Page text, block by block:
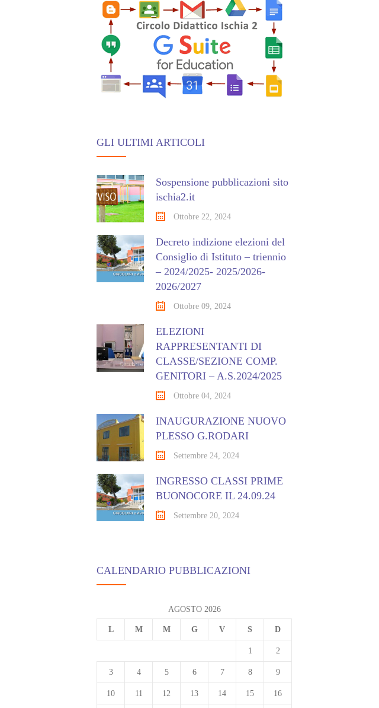
GLI ULTIMI ARTICOLI
Sospensione pubblicazioni sito
ischia2.it
Ottobre 22, 2024
Decreto indizione elezioni del
Consiglio di Istituto – triennio
– 2024/2025- 2025/2026-
2026/2027
Ottobre 09, 2024
ELEZIONI
RAPPRESENTANTI DI
CLASSE/SEZIONE COMP.
GENITORI – A.S.2024/2025
Ottobre 04, 2024
INAUGURAZIONE NUOVO
PLESSO G.RODARI
Settembre 24, 2024
INGRESSO CLASSI PRIME
BUONOCORE IL 24.09.24
Settembre 20, 2024
CALENDARIO PUBBLICAZIONI
AGOSTO 2026
L M M G V S D
1 2
3 4 5 6 7 8 9
10 11 12 13 14 15 16